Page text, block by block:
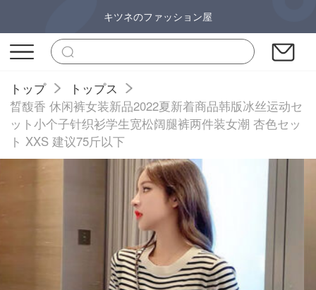
キツネのファッション屋
トップ
トップス
晳馥香 休闲裤女装新品2022夏新着商品韩版冰丝运动セ
ット小个子针织衫学生宽松阔腿裤两件装女潮 杏色セッ
ト XXS 建议75斤以下